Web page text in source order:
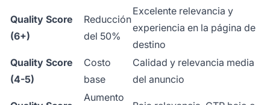
Quality Score
(6+)
Reducción
del 50%
Excelente relevancia y
experiencia en la página de
destino
Quality Score
(4-5)
Costo
base
Calidad y relevancia media
del anuncio
Aumento